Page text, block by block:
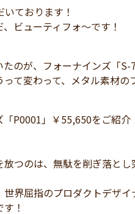
ております！
ビューティフォ～です！
のが、フォーナインズ「S-
て変わって、メタル素材
P0001」￥55,650をご紹介
つのは、無駄を削ぎ落と
界屈指のプロダクトデザ
！